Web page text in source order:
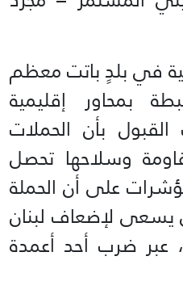
في بلدٍ باتت معظم
بمحاور إقليمية
بأن الحملات
وسلاحها تحصل
على أن الحملة
يسعى لإضعاف لبنان
عبر ضرب أحد أعمدة